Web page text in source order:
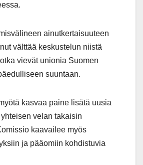
ainutkertaisuuteen
välttää keskustelun niistä
vievät unionia Suomen
suuntaan.
kasvaa paine lisätä uusia
velan takaisin
kaavailee myös
ja pääomiin kohdistuvia